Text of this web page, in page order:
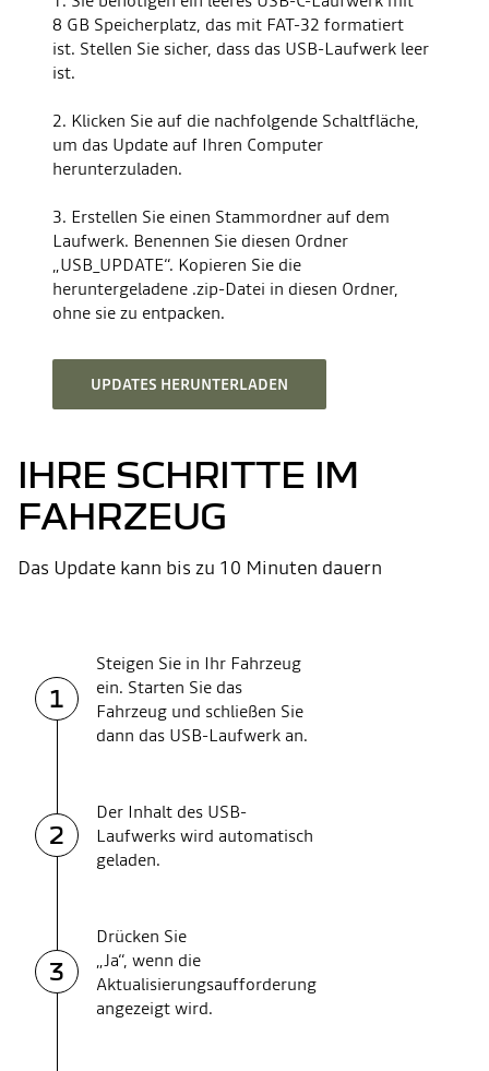
8 GB Speicherplatz, das mit FAT-32 formatiert
ist. Stellen Sie sicher, dass das USB-Laufwerk leer
ist.
2. Klicken Sie auf die nachfolgende Schaltfläche,
um das Update auf Ihren Computer
herunterzuladen.
3. Erstellen Sie einen Stammordner auf dem
Laufwerk. Benennen Sie diesen Ordner
„USB_UPDATE“. Kopieren Sie die
heruntergeladene .zip-Datei in diesen Ordner,
ohne sie zu entpacken.
UPDATES HERUNTERLADEN
IHRE SCHRITTE IM
FAHRZEUG
Das Update kann bis zu 10 Minuten dauern
1
Steigen Sie in Ihr Fahrzeug
ein. Starten Sie das
Fahrzeug und schließen Sie
dann das USB-Laufwerk an.
2
Der Inhalt des USB-
Laufwerks wird automatisch
geladen.
3
Drücken Sie
„Ja“, wenn die
Aktualisierungsaufforderung
angezeigt wird.